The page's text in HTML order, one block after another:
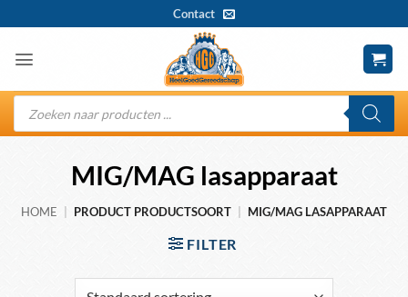
naar
inhoud
Contact
Producten
zoeken
MIG/MAG lasapparaat
HOME PRODUCT PRODUCTSOORT MIG/MAG LASAPPARAAT
FILTER